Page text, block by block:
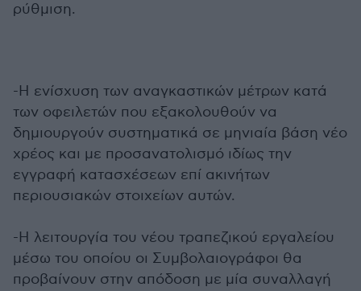
ρύθμιση.
-Η ενίσχυση των αναγκαστικών μέτρων κατά
των οφειλετών που εξακολουθούν να
δημιουργούν συστηματικά σε μηνιαία βάση νέο
χρέος και με προσανατολισμό ιδίως την
εγγραφή κατασχέσεων επί ακινήτων
περιουσιακών στοιχείων αυτών.
-Η λειτουργία του νέου τραπεζικού εργαλείου
μέσω του οποίου οι Συμβολαιογράφοι θα
προβαίνουν στην απόδοση με μία συναλλαγή